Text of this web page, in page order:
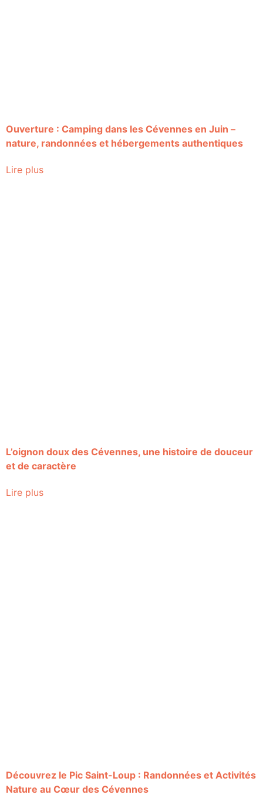
Ouverture : Camping dans les Cévennes en Juin –
nature, randonnées et hébergements authentiques
Lire plus
L’oignon doux des Cévennes, une histoire de douceur
et de caractère
Lire plus
Découvrez le Pic Saint-Loup : Randonnées et Activités
Nature au Cœur des Cévennes